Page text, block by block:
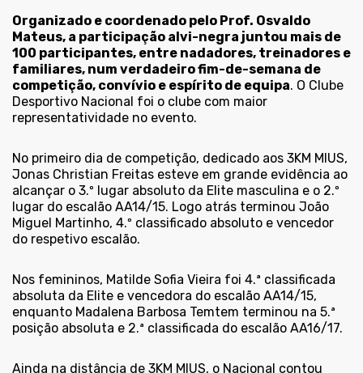
Organizado e coordenado pelo Prof. Osvaldo
Mateus, a participação alvi-negra juntou mais de
100 participantes, entre nadadores, treinadores e
familiares, num verdadeiro fim-de-semana de
competição, convívio e espírito de equipa. O Clube
Desportivo Nacional foi o clube com maior
representatividade no evento.
No primeiro dia de competição, dedicado aos 3KM MIUS,
Jonas Christian Freitas esteve em grande evidência ao
alcançar o 3.º lugar absoluto da Elite masculina e o 2.º
lugar do escalão AA14/15. Logo atrás terminou João
Miguel Martinho, 4.º classificado absoluto e vencedor
do respetivo escalão.
Nos femininos, Matilde Sofia Vieira foi 4.ª classificada
absoluta da Elite e vencedora do escalão AA14/15,
enquanto Madalena Barbosa Temtem terminou na 5.ª
posição absoluta e 2.ª classificada do escalão AA16/17.
Ainda na distância de 3KM MIUS, o Nacional contou